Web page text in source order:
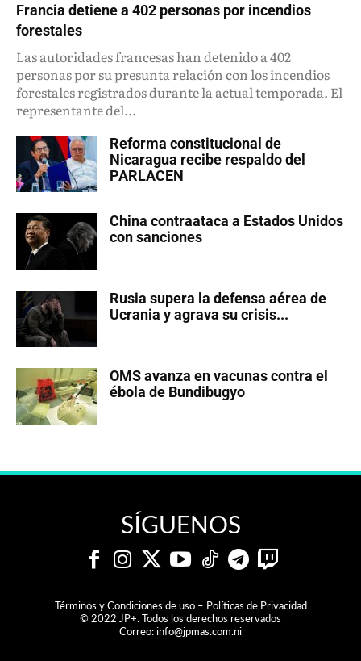
Francia detiene a 402 personas por incendios
forestales
Las autoridades francesas han detenido a 402
personas por su presunta relación con los incendios
forestales registrados durante la actual temporada. El
representante del...
Reforma constitucional de
Nicaragua recibe respaldo del
PARLACEN
China contraataca a Estados Unidos
con sanciones
Rusia supera la defensa aérea de
Ucrania y agrava su crisis...
OMS avanza en vacunas contra el
ébola de Bundibugyo
SÍGUENOS
Términos y Condiciones de uso – Políticas de Privacidad
© 2022 JP+. Todos los derechos reservados
Correo:info@jpmas.com.ni